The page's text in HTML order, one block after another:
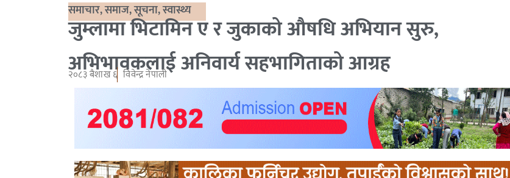
समाचार,समाज,सूचना,स्वास्थ्य
जुम्लामा भिटामिन ए र जुकाको औषधि अभियान सुरु,
अभिभावकलाई अनिवार्य सहभागिताको आग्रह
२०८३ बैशाख ६ विवेन्द्र नेपाली